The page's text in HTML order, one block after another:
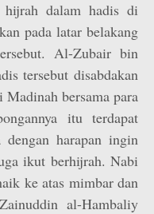
hijrah dalam hadis di
pada latar belakang
Al-Zubair bin
tersebut disabdakan
bersama para
itu terdapat
harapan ingin
ikut berhijrah. Nabi
ke atas mimbar dan
al-Hambaliy